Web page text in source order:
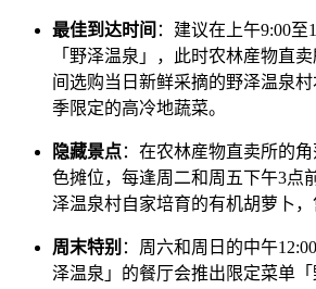
最佳到达时间 ：建议在上午9:00
「野泽温泉」，此时农林産物直
间选购当日新鲜采摘的野泽温泉
季限定的高冷地蔬菜。
隐藏景点：在农林産物直卖所的
色摊位，每逢周二和周五下午3点
泽温泉村自家培育的有机胡萝卜，
周末特别 ：周六和周日的中午
泽温泉」的餐厅会推出限定菜单